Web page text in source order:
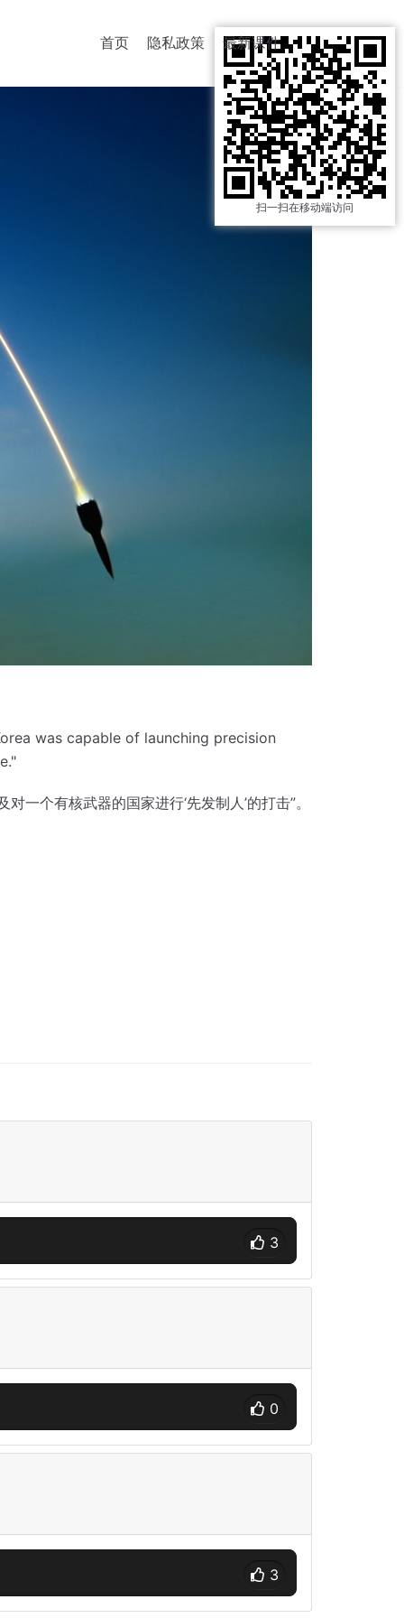
首页 隐私政策 最新课件
was capable of launching precision
一个有核武器的国家进行‘先发制人’的打击”。
3
0
3
扫一扫在移动端访问